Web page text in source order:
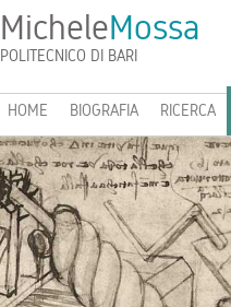
MicheleMossa
POLITECNICO DI BARI
HOME BIOGRAFIA RICERCA